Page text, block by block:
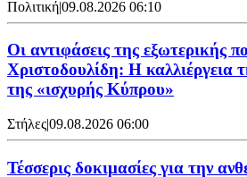
Πολιτική|09.08.2026 06:10
Οι αντιφάσεις της εξωτερικής
Χριστοδουλίδη: Η καλλιέργεια
της «ισχυρής Κύπρου»
Στήλες|09.08.2026 06:00
Τέσσερις δοκιμασίες για την